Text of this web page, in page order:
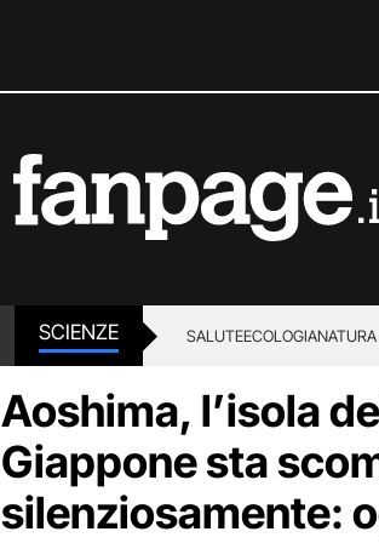
SCIENZE SALUTEECOLOGIA
Aoshima, l’isola
Giappone sta
silenziosamente: